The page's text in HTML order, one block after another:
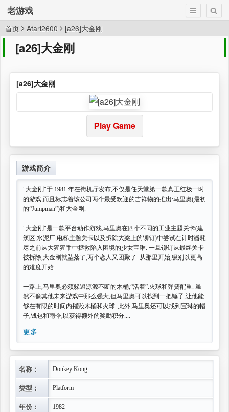
老游戏
首页 Atari2600 [a26]大金刚
[a26]大金刚
[a26]大金刚
Play Game
游戏简介
"大金刚"于 1981 年在街机厅发布,不仅是任天堂第一款真正红极一时
的游戏,而且标志着该公司两个最受欢迎的吉祥物的推出:马里奥(最初
的“Jumpman”)和大金刚.
"大金刚"是一款平台动作游戏,马里奥在四个不同的工业主题关卡(建
筑区,水泥厂,电梯主题关卡以及拆除大梁上的铆钉)中尝试在计时器耗
尽之前从大猩猩手中拯救陷入困境的少女宝琳. 一旦铆钉从最终关卡
被拆除,大金刚就坠落了,两个恋人又团聚了. 从那里开始,级别以更高
的难度开始.
一路上,马里奥必须躲避源源不断的木桶,“活着”.火球和弹簧配重. 虽
然不像其他未来游戏中那么强大,但马里奥可以找到一把锤子,让他能
够在有限的时间内摧毁木桶和火球. 此外,马里奥还可以找到宝琳的帽
子,钱包和雨伞,以获得额外的奖励积分....
更多
名称： Donkey Kong
类型： Platform
年份： 1982